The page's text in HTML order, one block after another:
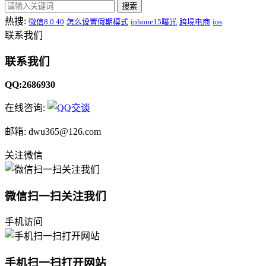
搜索
热搜: 微信8.0.40 怎么设置假期模式 iphone15曝光 跨境电商 ios
联系我们
联系我们
QQ:2686930
在线咨询:
邮箱: dwu365@126.com
关注微信
微信扫一扫关注我们
手机访问
手机扫一扫打开网站